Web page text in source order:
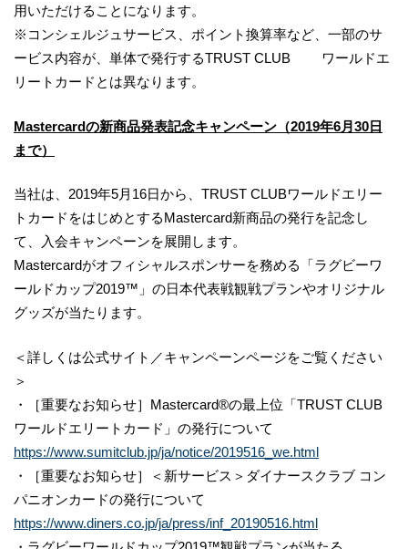
用いただけることになります。
※コンシェルジュサービス、ポイント換算率など、一部のサ
ービス内容が、単体で発行するTRUST CLUB ワールドエ
リートカードとは異なります。
Mastercardの新商品発表記念キャンペーン（2019年6月30日
まで）
当社は、2019年5月16日から、TRUST CLUBワールドエリー
トカードをはじめとするMastercard新商品の発行を記念し
て、入会キャンペーンを展開します。
Mastercardがオフィシャルスポンサーを務める「ラグビーワ
ールドカップ2019™」の日本代表戦観戦プランやオリジナル
グッズが当たります。
＜詳しくは公式サイト／キャンペーンページをご覧ください
＞
・［重要なお知らせ］Mastercard®の最上位「TRUST CLUB
ワールドエリートカード」の発行について
https://www.sumitclub.jp/ja/notice/2019516_we.html
・［重要なお知らせ］＜新サービス＞ダイナースクラブ コン
パニオンカードの発行について
https://www.diners.co.jp/ja/press/inf_20190516.html